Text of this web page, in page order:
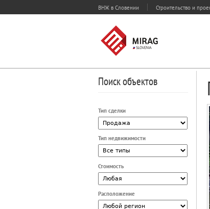
ВНЖ в Словении Строительство и
Поиск объектов
Тип сделки
Тип недвижимости
Стоимость
Расположение